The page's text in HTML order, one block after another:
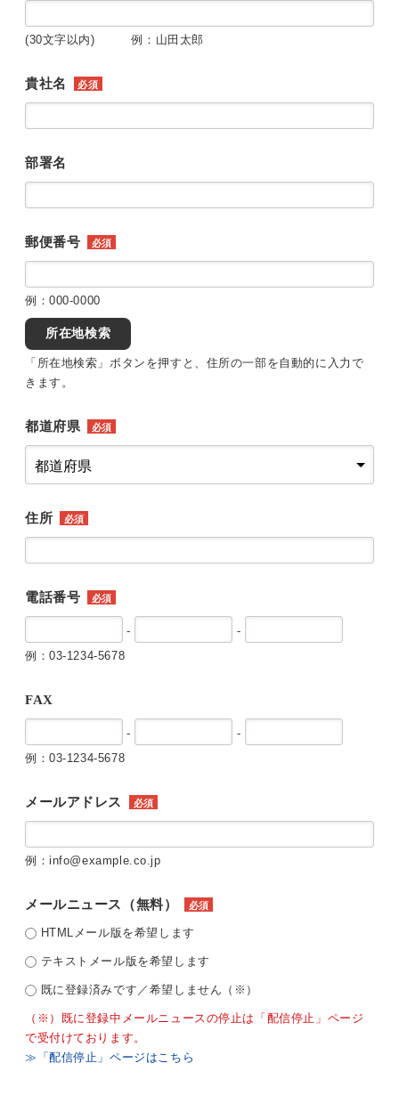
(30文字以内) 例：山田太郎
貴社名 必須
部署名
郵便番号 必須
例：000-0000
所在地検索
「所在地検索」ボタンを押すと、住所の一部を自動的に入力で
きます。
都道府県 必須
住所 必須
電話番号 必須
-
-
例：03-1234-5678
FAX
-
-
例：03-1234-5678
メールアドレス 必須
例：info@example.co.jp
メールニュース（無料） 必須
HTMLメール版を希望します
テキストメール版を希望します
既に登録済みです／希望しません（※）
（※）既に登録中メールニュースの停止は「配信停止」ページ
で受付けております。
≫「配信停止」ページはこちら